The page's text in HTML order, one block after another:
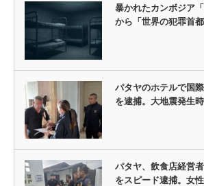
暴かれたカンボジア
から「世界の犯罪首
パタヤのホテルで国
を逮捕。大地震発生
パタヤ、飲食店経営
をスピード逮捕。女